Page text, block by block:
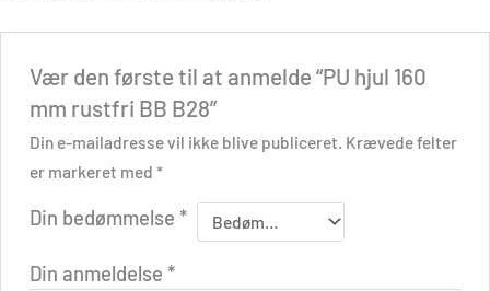
Vær den første til at anmelde “PU hjul 160
mm rustfri BB B28”
Din e-mailadresse vil ikke blive publiceret. Krævede felter
er markeret med *
Din bedømmelse *
Din anmeldelse *